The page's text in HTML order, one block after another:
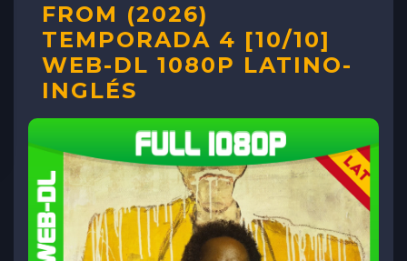
FROM (2026)
TEMPORADA 4 [10/10]
WEB-DL 1080P LATINO-
INGLÉS